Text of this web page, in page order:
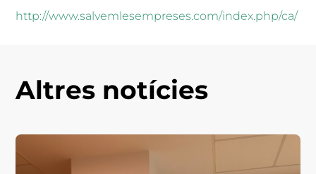
http://www.salvemlesempreses.com/index.php/ca/
Altres notícies